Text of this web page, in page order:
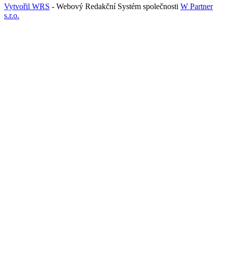
Vytvořil WRS - Webový Redakční Systém společnosti W Partner
s.r.o.